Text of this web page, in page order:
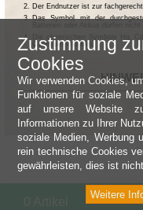
Der Endnutzer ist zur
Das Symbol mit der
Die chemischen Symbole Hg,
Cadmium und Blei.
Zustimmung
Cookies
Wir verwenden Cookies,
Funktionen für soziale
auf unsere Website
Informationen zu Ihrer
soziale Medien, Werbung
rein technische Cookies
gewährleisten, dies ist
Weitere